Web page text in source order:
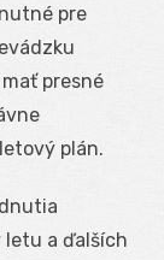
pre
presné
plán.
letu a ďalších